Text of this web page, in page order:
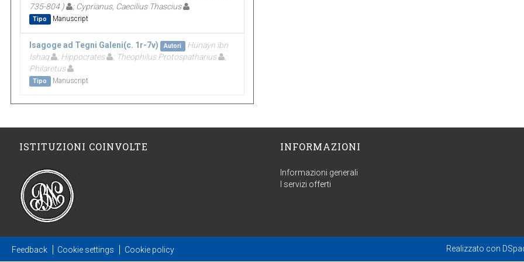
735-804 )
; Cyprianus, Caecilius Thascius
Tipo Manuscript
Isagoge ad Tegni Galeni(c. 1r-7v) Autori
Hunayn ibn
Ishaq
; Hippocrates ; Theophilus Protospatharius
;
Philaretus
Tipo Manuscript
ISTITUZIONI COINVOLTE INFORMAZIONI
Informazioni generali
I servizi offerti
Feedback Cookie settings Cookie policy Realizzato con